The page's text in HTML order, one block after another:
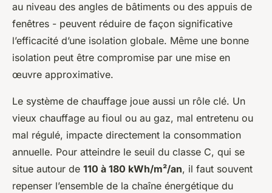
au niveau des angles de bâtiments ou des appuis de
fenêtres - peuvent réduire de façon significative
l’efficacité d’une isolation globale. Même une bonne
isolation peut être compromise par une mise en
œuvre approximative.
Le système de chauffage joue aussi un rôle clé. Un
vieux chauffage au fioul ou au gaz, mal entretenu ou
mal régulé, impacte directement la consommation
annuelle. Pour atteindre le seuil du classe C, qui se
situe autour de 110 à 180 kWh/m²/an, il faut souvent
repenser l’ensemble de la chaîne énergétique du